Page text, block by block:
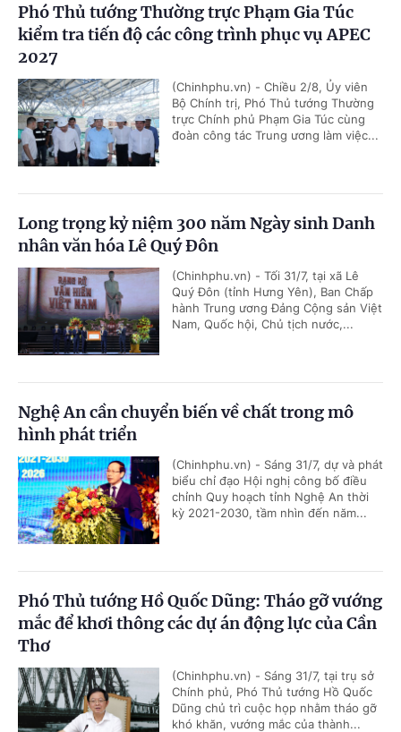
Phó Thủ tướng Thường trực Phạm Gia Túc
kiểm tra tiến độ các công trình phục vụ APEC
2027
(Chinhphu.vn) - Chiều 2/8, Ủy viên
Bộ Chính trị, Phó Thủ tướng Thường
trực Chính phủ Phạm Gia Túc cùng
đoàn công tác Trung ương làm việc...
Long trọng kỷ niệm 300 năm Ngày sinh Danh
nhân văn hóa Lê Quý Đôn
(Chinhphu.vn) - Tối 31/7, tại xã Lê
Quý Đôn (tỉnh Hưng Yên), Ban Chấp
hành Trung ương Đảng Cộng sản Việt
Nam, Quốc hội, Chủ tịch nước,...
Nghệ An cần chuyển biến về chất trong mô
hình phát triển
(Chinhphu.vn) - Sáng 31/7, dự và phát
biểu chỉ đạo Hội nghị công bố điều
chỉnh Quy hoạch tỉnh Nghệ An thời
kỳ 2021-2030, tầm nhìn đến năm...
Phó Thủ tướng Hồ Quốc Dũng: Tháo gỡ vướng
mắc để khơi thông các dự án động lực của Cần
Thơ
(Chinhphu.vn) - Sáng 31/7, tại trụ sở
Chính phủ, Phó Thủ tướng Hồ Quốc
Dũng chủ trì cuộc họp nhằm tháo gỡ
khó khăn, vướng mắc của thành...